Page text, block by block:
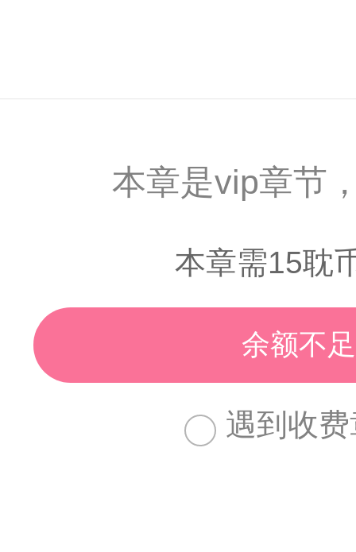
本章是vip章节
本章需15耽
余额不
遇到收